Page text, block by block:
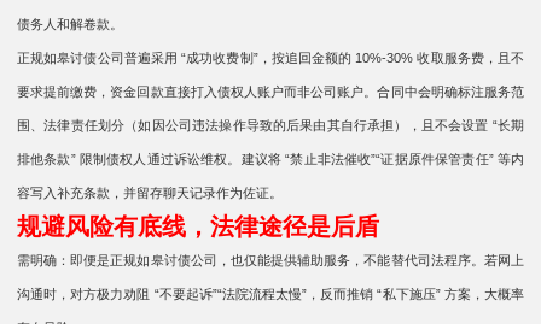
债务人和解卷款。
正规如皋讨债公司普遍采用 “成功收费制”，按追回金额的 10%-30% 收取服务费，且不
要求提前缴费，资金回款直接打入债权人账户而非公司账户。合同中会明确标注服务范
围、法律责任划分（如因公司违法操作导致的后果由其自行承担），且不会设置 “长期
排他条款” 限制债权人通过诉讼维权。建议将 “禁止非法催收”“证据原件保管责任” 等内
容写入补充条款，并留存聊天记录作为佐证。
规避风险有底线，法律途径是后盾
需明确：即便是正规如皋讨债公司，也仅能提供辅助服务，不能替代司法程序。若网上
沟通时，对方极力劝阻 “不要起诉”“法院流程太慢”，反而推销 “私下施压” 方案，大概率